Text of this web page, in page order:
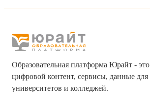
Образовательная платформа Юрайт - это
цифровой контент, сервисы, данные для
университетов и колледжей.